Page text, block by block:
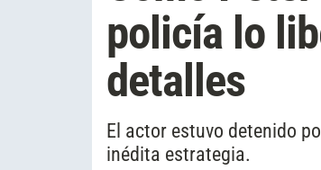
policía lo
detalles
El actor estuvo detenido
inédita estrategia.